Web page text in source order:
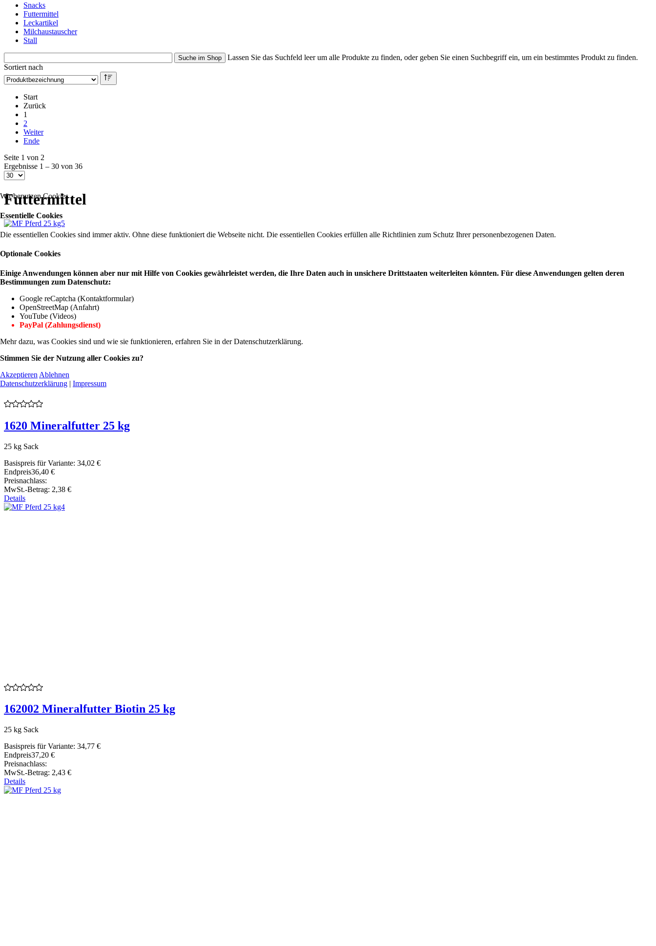
Snacks
Futtermittel
Leckartikel
Milchaustauscher
Stall
Lassen Sie das Suchfeld leer um alle Produkte zu finden, oder geben Sie einen Suchbegriff ein, um ein bestimmtes Produkt zu finden.
Sortiert nach
Start
Zurück
1
2
Weiter
Ende
Seite 1 von 2
Ergebnisse 1 – 30 von 36
Futtermittel
1620 Mineralfutter 25 kg
25 kg Sack
Basispreis für Variante: 34,02 €
Endpreis36,40 €
Preisnachlass:
MwSt.-Betrag: 2,38 €
Details
162002 Mineralfutter Biotin 25 kg
25 kg Sack
Basispreis für Variante: 34,77 €
Endpreis37,20 €
Preisnachlass:
MwSt.-Betrag: 2,43 €
Details
Wir benutzen Cookies
Essentielle Cookies
Die essentiellen Cookies sind immer aktiv. Ohne diese funktioniert die Webseite nicht. Die essentiellen Cookies erfüllen alle Richtlinien zum Schutz Ihrer personenbezogenen Daten.
Optionale Cookies
Einige Anwendungen können aber nur mit Hilfe von Cookies gewährleistet werden, die Ihre Daten auch in unsichere Drittstaaten weiterleiten könnten. Für diese Anwendungen gelten deren
Bestimmungen zum Datenschutz:
Google reCaptcha (Kontaktformular)
OpenStreetMap (Anfahrt)
YouTube (Videos)
PayPal (Zahlungsdienst)
Mehr dazu, was Cookies sind und wie sie funktionieren, erfahren Sie in der Datenschutzerklärung.
Stimmen Sie der Nutzung aller Cookies zu?
Akzeptieren Ablehnen
Datenschutzerklärung | Impressum